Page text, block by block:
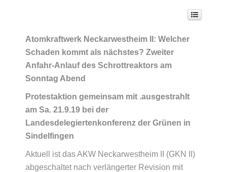
Atomkraftwerk Neckarwestheim II: Welcher
Schaden kommt als nächstes? Zweiter
Anfahr-Anlauf des Schrottreaktors am
Sonntag Abend
Protestaktion gemeinsam mit .ausgestrahlt
am Sa. 21.9.19 bei der
Landesdelegiertenkonferenz der Grünen in
Sindelfingen
Aktuell ist das AKW Neckarwestheim II (GKN II)
abgeschaltet nach verlängerter Revision mit